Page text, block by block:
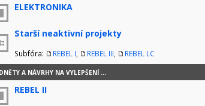
ELEKTRONIKA
Starší neaktivní projekty
Subfóra: REBEL I REBEL III REBEL LC
A NÁVRHY NA VYLEPŠENÍ ...
REBEL II